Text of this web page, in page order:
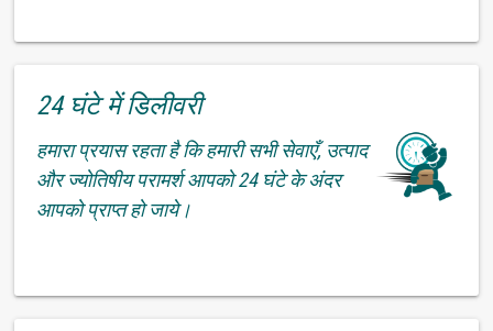
24 घंटे में डिलीवरी
हमारा प्रयास रहता है कि हमारी सभी सेवाएँ, उत्पाद
और ज्योतिषीय परामर्श आपको 24 घंटे के अंदर
आपको प्राप्त हो जाये।